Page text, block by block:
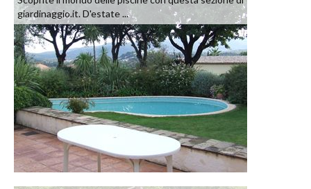
giardinaggio.it. D'estate ...